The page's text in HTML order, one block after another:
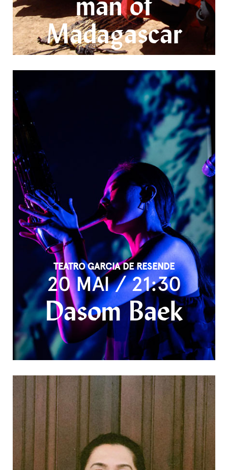
Madagascar
TEATRO GARCIA DE RESENDE
20 MAI / 21:30
Dasom Baek